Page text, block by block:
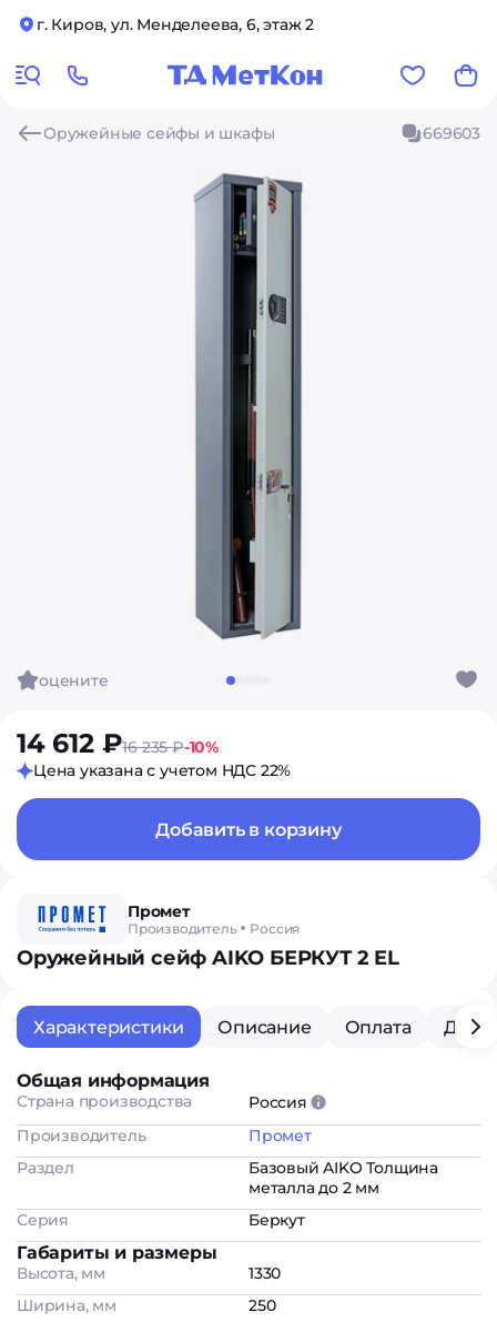
г. Киров, ул. Менделеева, 6, этаж 2
Оружейные сейфы и шкафы 669603
оцените
14 612 ₽16 235 ₽-10%
Цена указана с учетом НДС 22%
Добавить в корзину
Промет
Производитель Россия
Оружейный сейф AIKO БЕРКУТ 2 EL
Характеристики Описание Оплата
Общая информация
Страна производства
Россия
Производитель
Промет
Раздел
Базовый AIKO Толщина
металла до 2 мм
Серия
Беркут
Габариты и размеры
Высота, мм
1330
Ширина, мм
250